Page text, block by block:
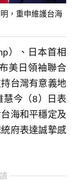
，重申維護台海
）、日本首相
美日領袖聯合
台灣有意義地
慧今（8）日表
海和平穩定及
府表達誠摯感